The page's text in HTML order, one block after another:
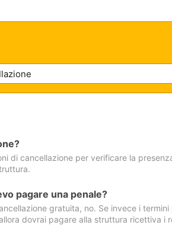
di cancellazione per verificare la
pagare una penale?
gratuita, no. Se invece i
dovrai pagare alla struttura ricettiva i